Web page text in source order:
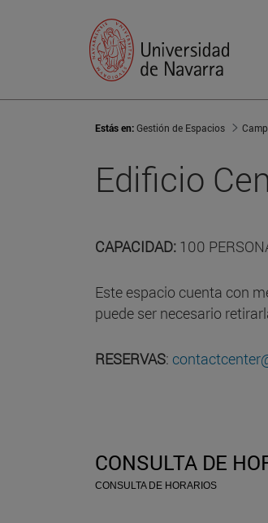
Estás en:Gestión de Espacios
Edificio
CAPACIDAD: 100
Este espacio cuenta con
puede ser necesario
RESERVAS:
CONSULTA DE
CONSULTA DE HORARIOS